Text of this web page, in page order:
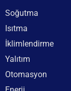
Soğutma
Isıtma
İklimlendirme
Yalıtım
Otomasyon